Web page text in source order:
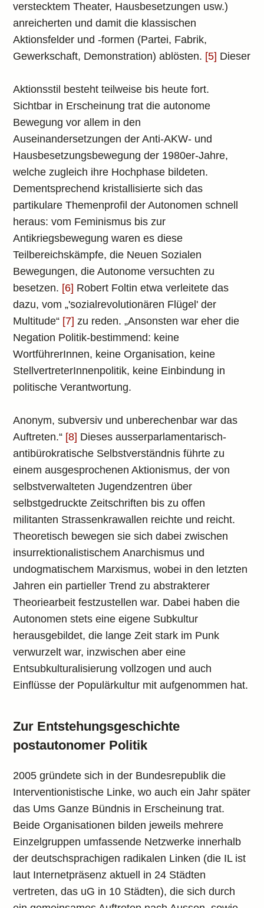
verstecktem Theater, Hausbesetzungen usw.)
anreicherten und damit die klassischen
Aktionsfelder und -formen (Partei, Fabrik,
Gewerkschaft, Demonstration) ablösten. [5] Dieser
Aktionsstil besteht teilweise bis heute fort.
Sichtbar in Erscheinung trat die autonome
Bewegung vor allem in den
Auseinandersetzungen der Anti-AKW- und
Hausbesetzungsbewegung der 1980er-Jahre,
welche zugleich ihre Hochphase bildeten.
Dementsprechend kristallisierte sich das
partikulare Themenprofil der Autonomen schnell
heraus: vom Feminismus bis zur
Antikriegsbewegung waren es diese
Teilbereichskämpfe, die Neuen Sozialen
Bewegungen, die Autonome versuchten zu
besetzen. [6] Robert Foltin etwa verleitete das
dazu, vom „'sozialrevolutionären Flügel' der
Multitude“ [7] zu reden. „Ansonsten war eher die
Negation Politik-bestimmend: keine
WortführerInnen, keine Organisation, keine
StellvertreterInnenpolitik, keine Einbindung in
politische Verantwortung.
Anonym, subversiv und unberechenbar war das
Auftreten.“ [8] Dieses ausserparlamentarisch-
antibürokratische Selbstverständnis führte zu
einem ausgesprochenen Aktionismus, der von
selbstverwalteten Jugendzentren über
selbstgedruckte Zeitschriften bis zu offen
militanten Strassenkrawallen reichte und reicht.
Theoretisch bewegen sie sich dabei zwischen
insurrektionalistischem Anarchismus und
undogmatischem Marxismus, wobei in den letzten
Jahren ein partieller Trend zu abstrakterer
Theoriearbeit festzustellen war. Dabei haben die
Autonomen stets eine eigene Subkultur
herausgebildet, die lange Zeit stark im Punk
verwurzelt war, inzwischen aber eine
Entsubkulturalisierung vollzogen und auch
Einflüsse der Populärkultur mit aufgenommen hat.
Zur Entstehungsgeschichte
postautonomer Politik
2005 gründete sich in der Bundesrepublik die
Interventionistische Linke, wo auch ein Jahr später
das Ums Ganze Bündnis in Erscheinung trat.
Beide Organisationen bilden jeweils mehrere
Einzelgruppen umfassende Netzwerke innerhalb
der deutschsprachigen radikalen Linken (die IL ist
laut Internetpräsenz aktuell in 24 Städten
vertreten, das uG in 10 Städten), die sich durch